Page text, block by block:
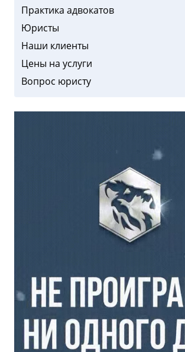
Практика адвокатов
Юристы
Наши клиенты
Цены на услуги
Вопрос юристу